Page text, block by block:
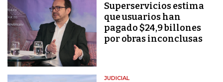
Superservicios estima
que usuarios han
pagado $24,9 billones
por obras inconclusas
JUDICIAL